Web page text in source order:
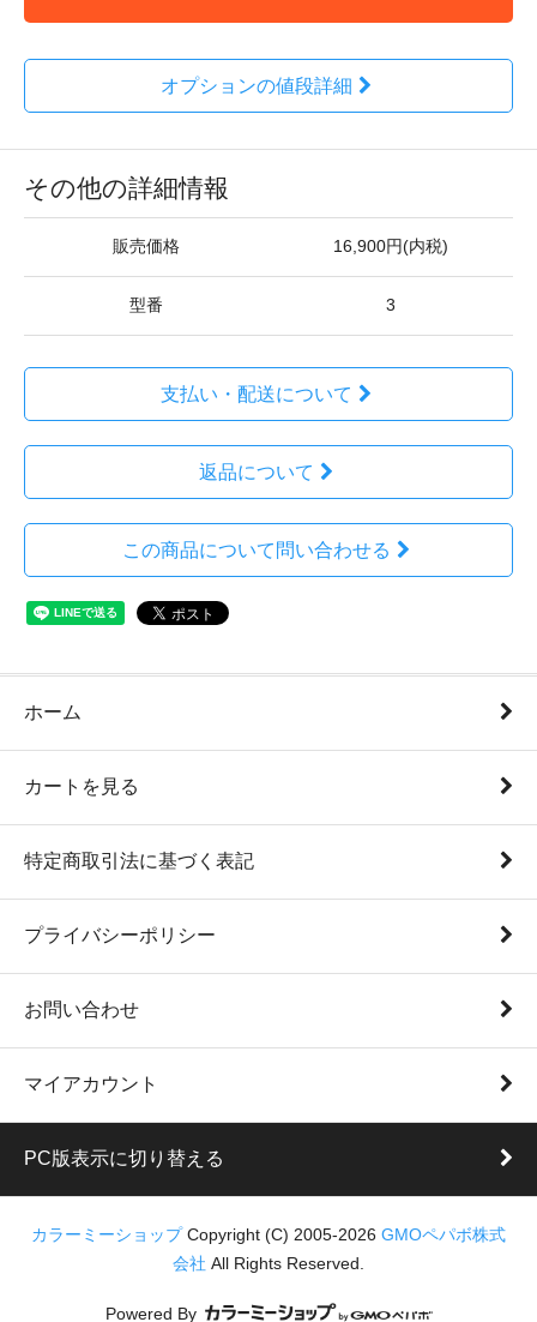
オプションの値段詳細
その他の詳細情報
販売価格 16,900円(内税)
型番 3
支払い・配送について
返品について
この商品について問い合わせる
ホーム
カートを見る
特定商取引法に基づく表記
プライバシーポリシー
お問い合わせ
マイアカウント
PC版表示に切り替える
カラーミーショップ Copyright (C) 2005-2026 GMOペパボ株式
会社 All Rights Reserved.
Powered By